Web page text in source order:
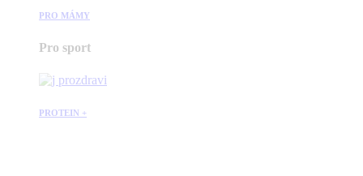
PRO MÁMY
Pro sport
PROTEIN +